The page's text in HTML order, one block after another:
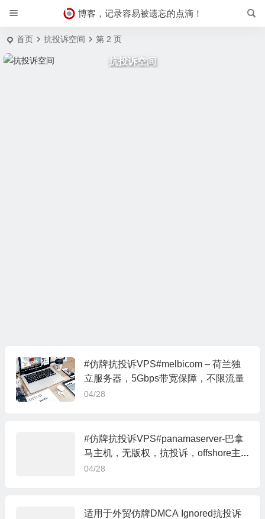
博客，记录容易被遗忘的点滴！
首页 抗投诉空间 第 2 页
抗投诉空间
#仿牌抗投诉VPS#melbicom – 荷兰独
立服务器，5Gbps带宽保障，不限流量
04/28
#仿牌抗投诉VPS#panamaserver-巴拿
马主机，无版权，抗投诉，offshore主
机
04/28
适用于外贸仿牌DMCA Ignored抗投诉